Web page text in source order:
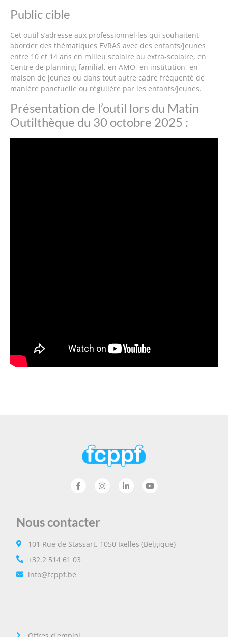
Public cible
Cet outil s’adresse aux professionnel·les qui souhaitent
aborder des thématiques EVRAS avec des enfants/jeunes
entre 10 et 14 ans en milieu scolaire ou extra-scolaire, en
Centre de planning familial, en AMO, en institution, en
maison de jeunes ou dans tout autre cadre fréquenté de
manière ponctuelle ou régulière par les enfants/jeunes.
Présentation de l’outil lors du Matin
Outilthèque du 30 octobre 2025 :
Nous contacter
101 Rue de Stassart, 1050 Ixelles (Belgique)
+32.2 514 61 03
info@fcppf.be